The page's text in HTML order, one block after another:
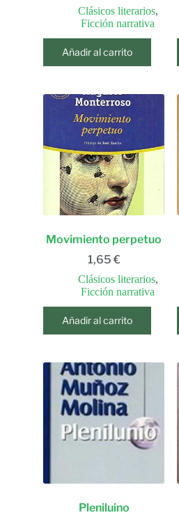
joyas del milenio, 10)
(spanish edition)
Clásicos literarios,
Ficción narrativa
Añadir al carrito
Movimiento perpetuo
1,65 €
Clásicos literarios,
Ficción narrativa
Añadir al carrito
Pleniluino